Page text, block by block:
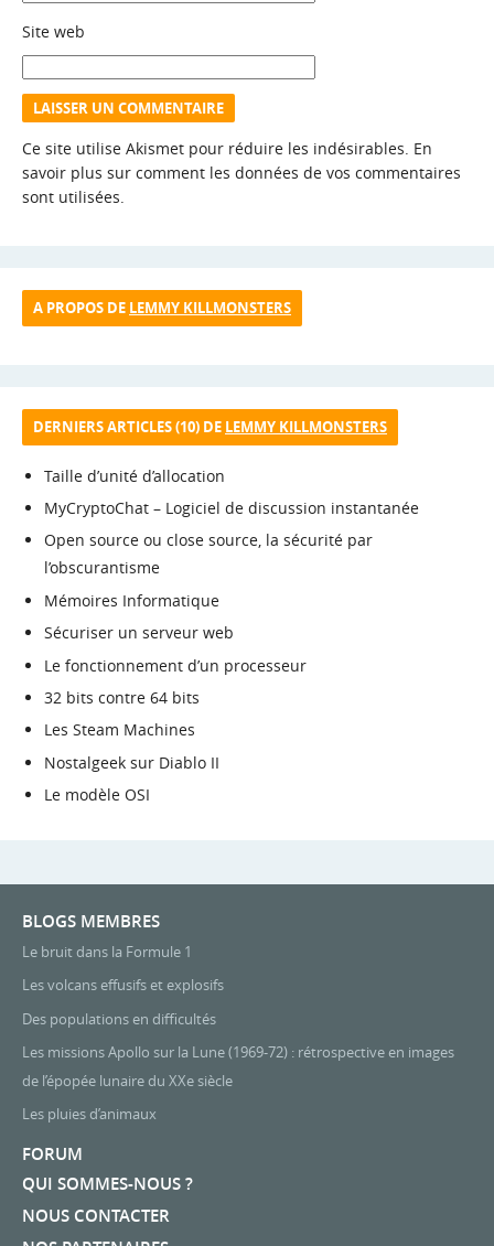
Site web
Ce site utilise Akismet pour réduire les indésirables. En
savoir plus sur comment les données de vos commentaires
sont utilisées
A PROPOS DE LEMMY KILLMONSTERS
DERNIERS ARTICLES (10) DE LEMMY KILLMONSTERS
Taille d’unité d’allocation
MyCryptoChat – Logiciel de discussion instantanée
Open source ou close source, la sécurité par
l’obscurantisme
Mémoires Informatique
Sécuriser un serveur web
Le fonctionnement d’un processeur
32 bits contre 64 bits
Les Steam Machines
Nostalgeek sur Diablo II
Le modèle OSI
BLOGS MEMBRES
Le bruit dans la Formule 1
Les volcans effusifs et explosifs
Des populations en difficultés
Les missions Apollo sur la Lune (1969-72) : rétrospective en images
de l’épopée lunaire du XXe siècle
Les pluies d’animaux
FORUM
QUI SOMMES-NOUS ?
NOUS CONTACTER